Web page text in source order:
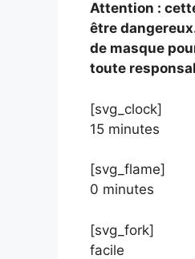
Attention :
être
de masque
toute
[svg_clock]
15 minutes
[svg_flame]
0 minutes
[svg_fork]
facile